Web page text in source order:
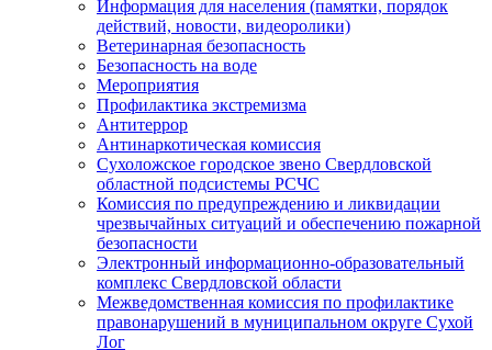
Информация для населения (памятки, порядок
действий, новости, видеоролики)
Ветеринарная безопасность
Безопасность на воде
Мероприятия
Профилактика экстремизма
Антитеррор
Антинаркотическая комиссия
Сухоложское городское звено Свердловской
областной подсистемы РСЧС
Комиссия по предупреждению и ликвидации
чрезвычайных ситуаций и обеспечению пожарной
безопасности
Электронный информационно-образовательный
комплекс Cвердловской области
Межведомственная комиссия по профилактике
правонарушений в муниципальном округе Сухой
Лог